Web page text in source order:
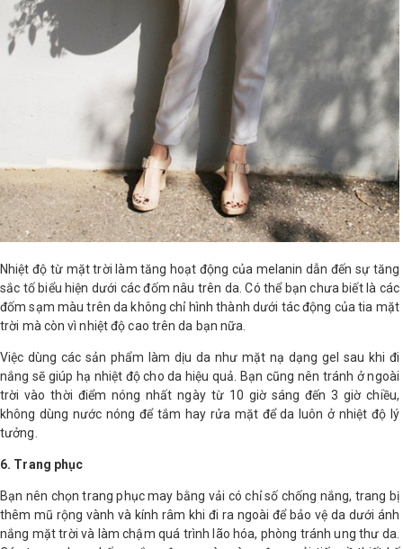
Nhiệt độ từ mặt trời làm tăng hoạt động của melanin dẫn đến sự tăng
sắc tố biểu hiện dưới các đốm nâu trên da. Có thể bạn chưa biết là các
đốm sạm màu trên da không chỉ hình thành dưới tác động của tia mặt
trời mà còn vì nhiệt độ cao trên da bạn nữa.
Việc dùng các sản phẩm làm dịu da như mặt nạ dạng gel sau khi đi
nắng sẽ giúp hạ nhiệt độ cho da hiệu quả. Bạn cũng nên tránh ở ngoài
trời vào thời điểm nóng nhất ngày từ 10 giờ sáng đến 3 giờ chiều,
không dùng nước nóng để tắm hay rửa mặt để da luôn ở nhiệt độ lý
tưởng.
6. Trang phục
Bạn nên chọn trang phục may bằng vải có chỉ số chống nắng, trang bị
thêm mũ rộng vành và kính râm khi đi ra ngoài để bảo vệ da dưới ánh
nắng mặt trời và làm chậm quá trình lão hóa, phòng tránh ung thư da.